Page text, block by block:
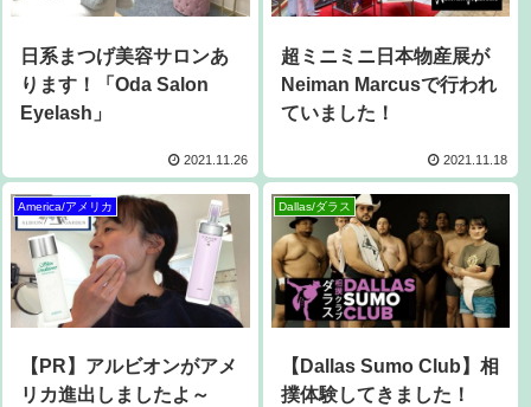
日系まつげ美容サロンあ
ります！「Oda Salon
Eyelash」
2021.11.26
超ミニミニ日本物産展が
Neiman Marcusで行われ
ていました！
2021.11.18
America/アメリカ
【PR】アルビオンがアメ
リカ進出しましたよ～
Dallas/ダラス
【Dallas Sumo Club】相
撲体験してきました！